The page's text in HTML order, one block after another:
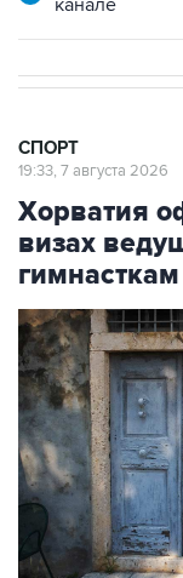
канале
СПОРТ
19:33, 7 августа 2026
Хорватия
визах